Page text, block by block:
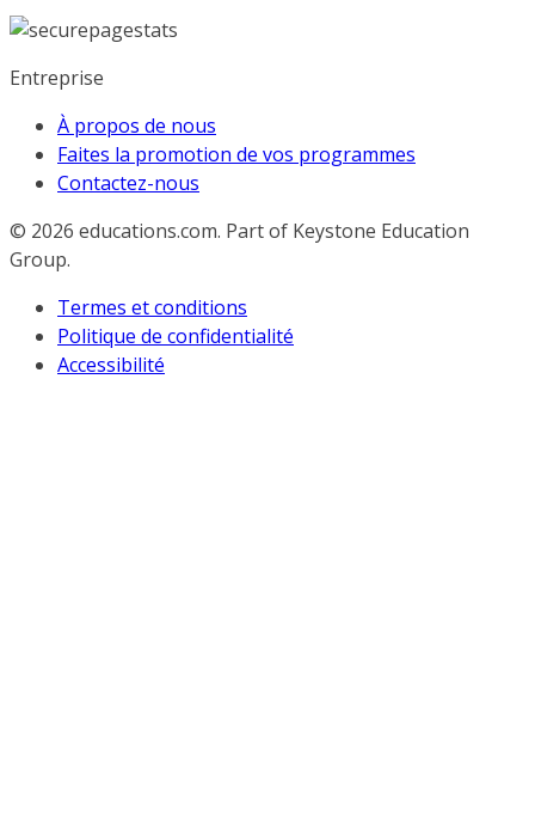
Entreprise
À propos de nous
Faites la promotion de vos programmes
Contactez-nous
© 2026 educations.com. Part of Keystone Education
Group.
Termes et conditions
Politique de confidentialité
Accessibilité